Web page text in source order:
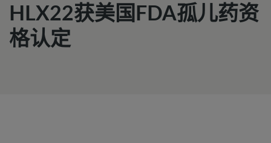
HLX22获美国FDA孤儿药资
格认定